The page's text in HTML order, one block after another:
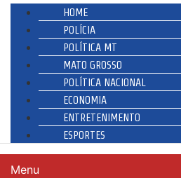
HOME
POLÍCIA
POLÍTICA MT
MATO GROSSO
POLÍTICA NACIONAL
ECONOMIA
ENTRETENIMENTO
ESPORTES
Menu